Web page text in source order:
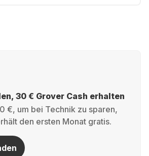
30 € Grover Cash erhalten
€, um bei Technik zu sparen,
den ersten Monat gratis.